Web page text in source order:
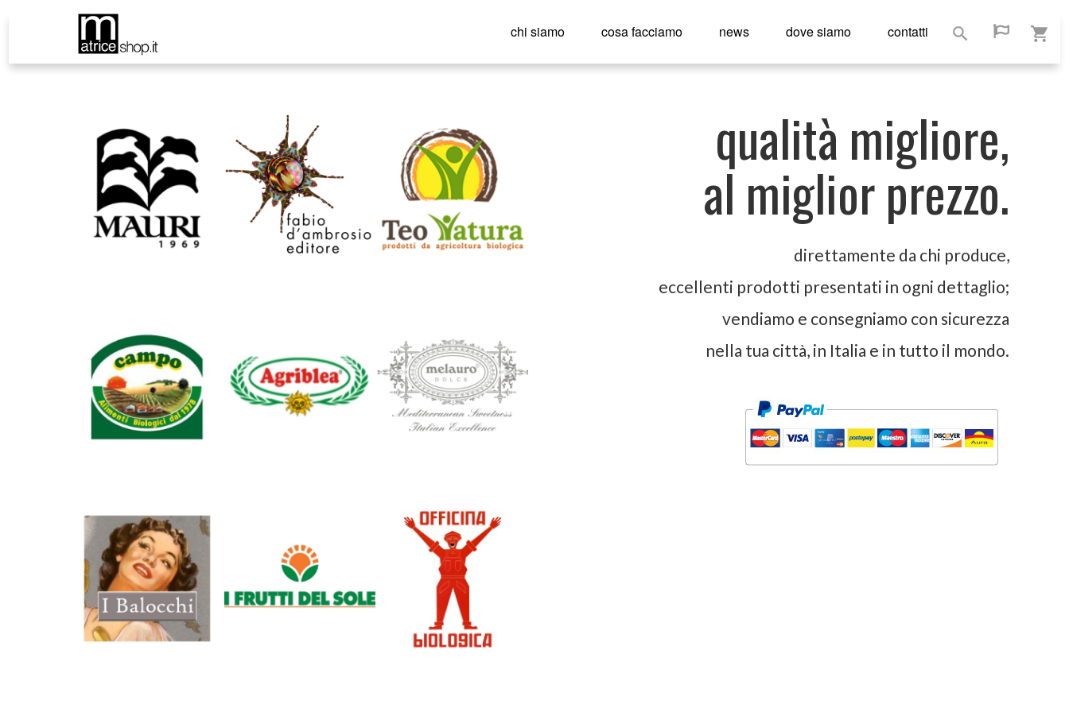
chi siamo cosa facciamo news dove siamo contatti
qualità migliore,
al miglior prezzo.
direttamente da chi produce,
eccellenti prodotti presentati in ogni dettaglio;
vendiamo e consegniamo con sicurezza
nella tua città, in Italia e in tutto il mondo.